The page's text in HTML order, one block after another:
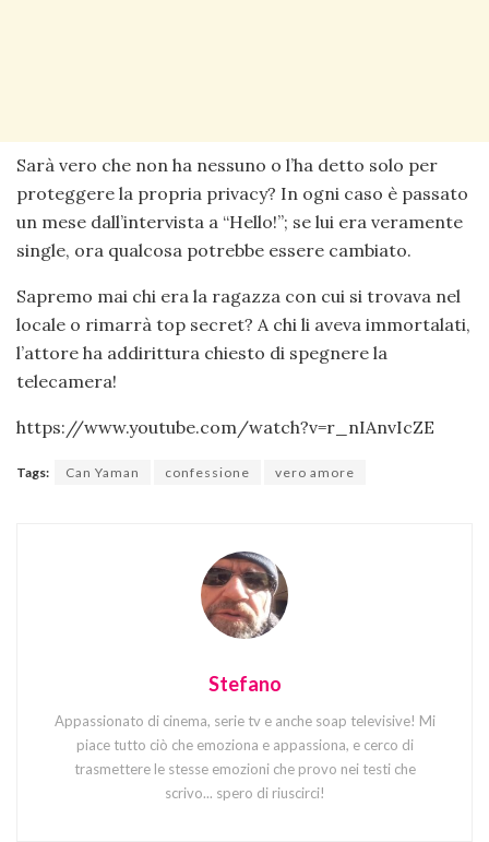
Sarà vero che non ha nessuno o l’ha detto solo per
proteggere la propria privacy? In ogni caso è passato
un mese dall’intervista a “Hello!”; se lui era veramente
single, ora qualcosa potrebbe essere cambiato.
Sapremo mai chi era la ragazza con cui si trovava nel
locale o rimarrà top secret? A chi li aveva immortalati,
l’attore ha addirittura chiesto di spegnere la
telecamera!
https://www.youtube.com/watch?v=r_nIAnvIcZE
Tags: Can Yaman confessione vero amore
Stefano
Appassionato di cinema, serie tv e anche soap televisive! Mi
piace tutto ciò che emoziona e appassiona, e cerco di
trasmettere le stesse emozioni che provo nei testi che
scrivo... spero di riuscirci!